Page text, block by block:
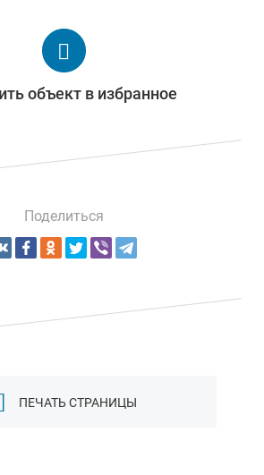
объект в избранное
Поделиться
ПЕЧАТЬ СТРАНИЦЫ